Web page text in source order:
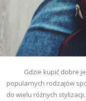
Gdzie kupić dobre
popularnych rodzajów
do wielu różnych